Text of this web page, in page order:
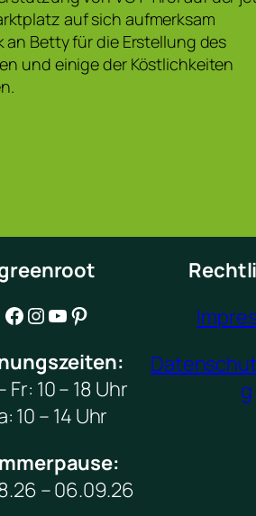
auf sich aufmerksam
an Betty für die Erstellung des
und einige der Köstlichkeiten
Facebook Instagram YouTube Pinterest
Fr: 10 – 18 Uhr
10 – 14 Uhr
– 06.09.26
g